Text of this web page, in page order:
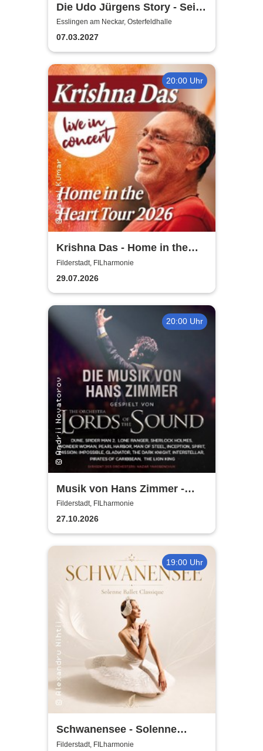
Die Udo Jürgens Story - Sein
Leben, seine Liebe, seine
Musik! Konzerte 2027
Esslingen am Neckar, Osterfeldhalle
07.03.2027
20:00 Uhr
Krishna Das - Home in the
Heart Tour 2026
Filderstadt, FILharmonie
29.07.2026
20:00 Uhr
Musik von Hans Zimmer -
gespielt von Lords of the
Sound
Filderstadt, FILharmonie
27.10.2026
19:00 Uhr
Schwanensee - Solenne
Ballet Classique
Filderstadt, FILharmonie